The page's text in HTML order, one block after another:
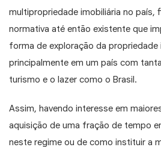
multipropriedade imobiliária no país,
normativa até então existente que
forma de exploração da propriedade
principalmente em um país com
turismo e o lazer como o Brasil.
Assim, havendo interesse em
aquisição de uma fração de tempo
neste regime ou de como instituir a